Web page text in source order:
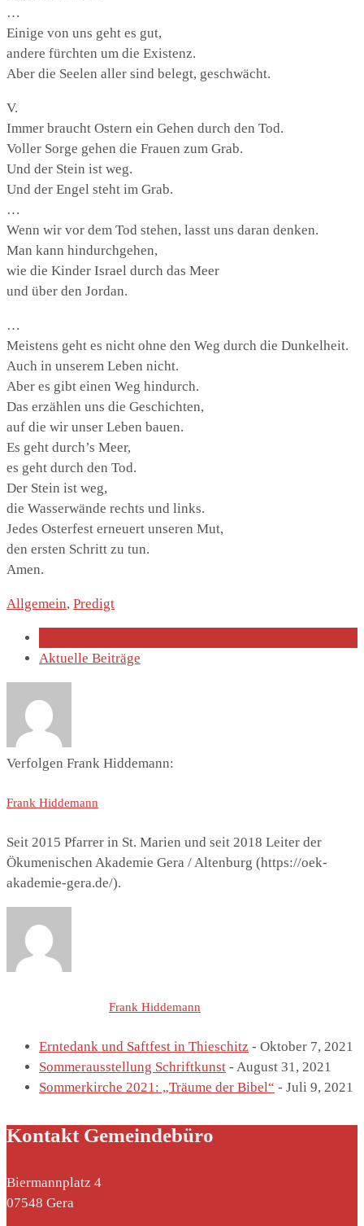
…
Einige von uns geht es gut,
andere fürchten um die Existenz.
Aber die Seelen aller sind belegt, geschwächt.
V.
Immer braucht Ostern ein Gehen durch den Tod.
Voller Sorge gehen die Frauen zum Grab.
Und der Stein ist weg.
Und der Engel steht im Grab.
…
Wenn wir vor dem Tod stehen, lasst uns daran denken.
Man kann hindurchgehen,
wie die Kinder Israel durch das Meer
und über den Jordan.
…
Meistens geht es nicht ohne den Weg durch die Dunkelheit.
Auch in unserem Leben nicht.
Aber es gibt einen Weg hindurch.
Das erzählen uns die Geschichten,
auf die wir unser Leben bauen.
Es geht durch’s Meer,
es geht durch den Tod.
Der Stein ist weg,
die Wasserwände rechts und links.
Jedes Osterfest erneuert unseren Mut,
den ersten Schritt zu tun.
Amen.
Allgemein, Predigt
Aktuelle Beiträge
Verfolgen Frank Hiddemann:
Frank Hiddemann
Seit 2015 Pfarrer in St. Marien und seit 2018 Leiter der
Ökumenischen Akademie Gera / Altenburg (https://oek-
akademie-gera.de/).
Frank Hiddemann
Erntedank und Saftfest in Thieschitz - Oktober 7, 2021
Sommerausstellung Schriftkunst - August 31, 2021
Sommerkirche 2021: „Träume der Bibel“ - Juli 9, 2021
Kontakt Gemeindebüro
Biermannplatz 4
07548 Gera